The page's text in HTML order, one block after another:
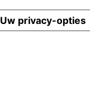
Uw privacy-opties